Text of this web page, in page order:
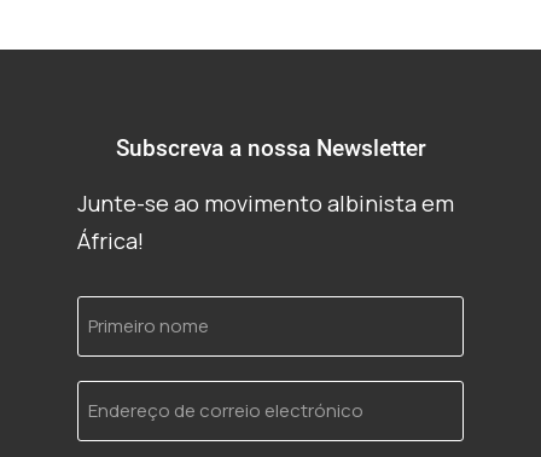
Subscreva a nossa Newsletter
Junte-se ao movimento albinista em
África!
Primeiro
nome
Endereço
de
correio
electrónico